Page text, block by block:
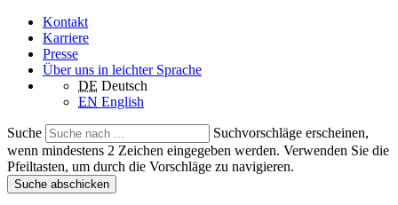
Kontakt
Karriere
Presse
Über uns in leichter Sprache
DE Deutsch
EN English
Suche
Suchvorschläge erscheinen,
wenn mindestens 2 Zeichen eingegeben werden. Verwenden Sie die
Pfeiltasten, um durch die Vorschläge zu navigieren.
Suche abschicken